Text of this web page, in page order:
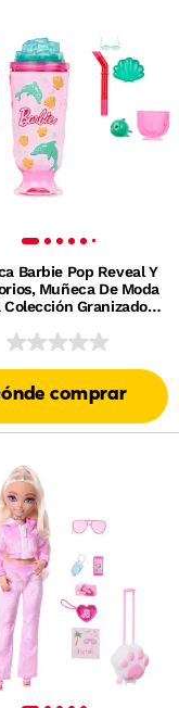
Barbie Pop Reveal Y
Muñeca De Moda
Colección Granizados
Cambio De Color
comprar